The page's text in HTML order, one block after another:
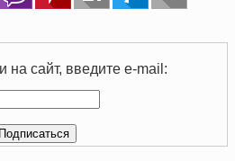
на сайт, введите e-mail: